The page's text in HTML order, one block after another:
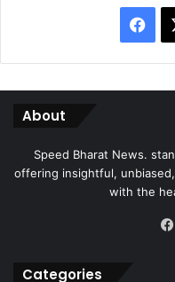
About
Speed Bharat News.
offering insightful,
with the
Categories